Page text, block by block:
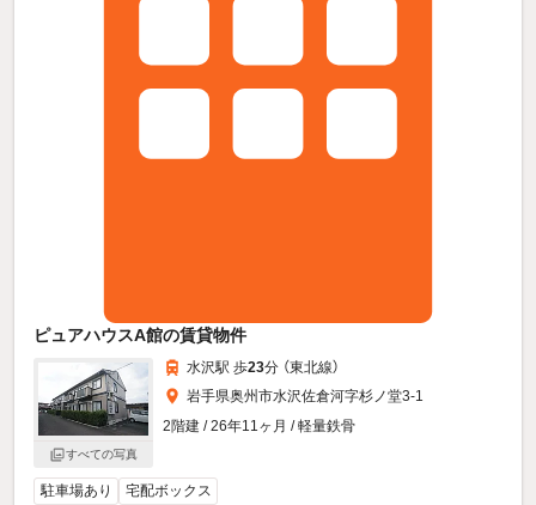
ピュアハウスA館の賃貸物件
すべての写真
水沢駅 歩23分 （東北線）
岩手県奥州市水沢佐倉河字杉ノ堂3-1
2階建 / 26年11ヶ月 / 軽量鉄骨
駐車場あり 宅配ボックス